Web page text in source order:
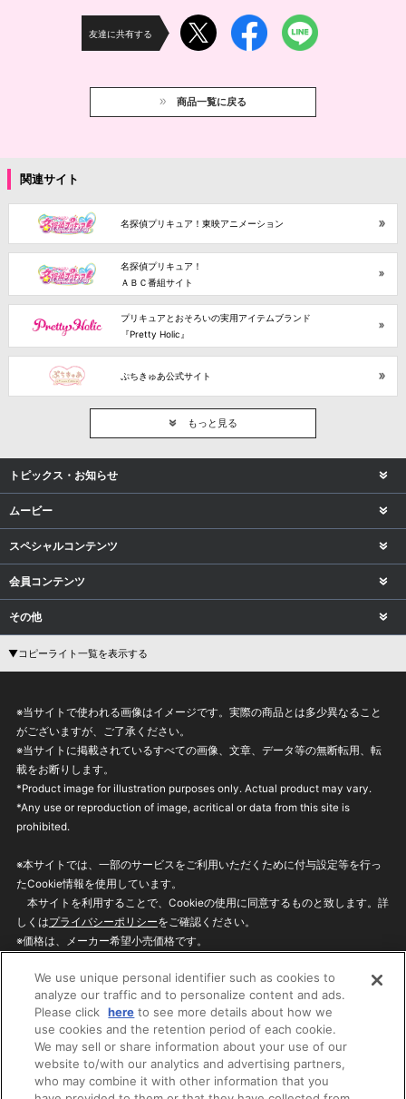
友達に共有する
商品一覧に戻る
関連サイト
名探偵プリキュア！東映アニメーション
名探偵プリキュア！
ＡＢＣ番組サイト
プリキュアとおそろいの実用アイテムブランド
『Pretty Holic』
ぷちきゅあ公式サイト
もっと見る
トピックス・お知らせ
ムービー
スペシャルコンテンツ
会員コンテンツ
その他
▼コピーライト一覧を表示する
※当サイトで使われる画像はイメージです。実際の商品とは多少異なること
がございますが、ご了承ください。
※当サイトに掲載されているすべての画像、文章、データ等の無断転用、転
載をお断りします。
*Product image for illustration purposes only. Actual product may vary.
*Any use or reproduction of image, acritical or data from this site is
prohibited.
※本サイトでは、一部のサービスをご利用いただくために付与設定等を行っ
たCookie情報を使用しています。
本サイトを利用することで、Cookieの使用に同意するものと致します。詳
しくはプライバシーポリシーをご確認ください。
※価格は、メーカー希望小売価格です。
ざいますのでご了承ください。
privacypolicy
Do Not Sell or Share My
Personal Information
ウェブサイトご利用条件
ソーシャルメディアポリシー
個人情報保護方針
お問い合わせ
We use unique personal identifier such as cookies to
analyze our traffic and to personalize content and ads.
Please click here to see more details about how we
use cookies and the retention period of each cookie.
We may sell or share information about your use of our
website to/with our analytics and advertising partners,
who may combine it with other information that you